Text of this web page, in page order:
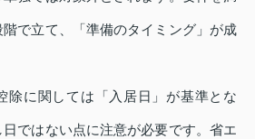
で立て、「準備のタイミング」が成
除に関しては「入居日」が基準とな
ではない点に注意が必要です。省エ